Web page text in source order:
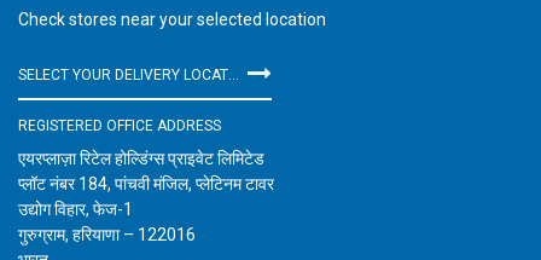
Check stores near your selected location
REGISTERED OFFICE ADDRESS
एयरप्लाज़ा रिटेल होल्डिंग्स प्राइवेट लिमिटेड
प्लॉट नंबर 184, पांचवी मंजिल, प्लेटिनम टावर
उद्योग विहार, फेज-1
गुरुग्राम, हरियाणा – 122016